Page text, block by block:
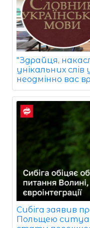
"Здрайця,
унікальних слів
неодмінно вас
Сибіга заявив
Польщею